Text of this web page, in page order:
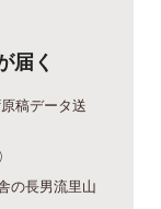
届く
稿データ送
の長男流里山